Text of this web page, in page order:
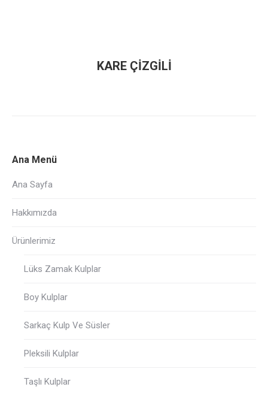
KARE ÇİZGİLİ
Ana Menü
Ana Sayfa
Hakkımızda
Ürünlerimiz
Lüks Zamak Kulplar
Boy Kulplar
Sarkaç Kulp Ve Süsler
Pleksili Kulplar
Taşlı Kulplar